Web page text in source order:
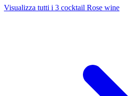
Visualizza tutti i 3 cocktail Rose wine